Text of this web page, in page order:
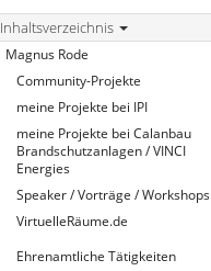
Inhaltsverzeichnis
Magnus Rode
Community-Projekte
meine Projekte bei IPI
meine Projekte bei Calanbau
Brandschutzanlagen / VINCI
Energies
Speaker / Vorträge / Workshops
VirtuelleRäume.de
Ehrenamtliche Tätigkeiten